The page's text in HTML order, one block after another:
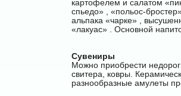
картофелем и салатом
спьедо» , «польос-
альпака «чарке» ,
«лакуас» . Основной
Сувениры
Можно приобрести
свитера, ковры.
разнообразные амулеты